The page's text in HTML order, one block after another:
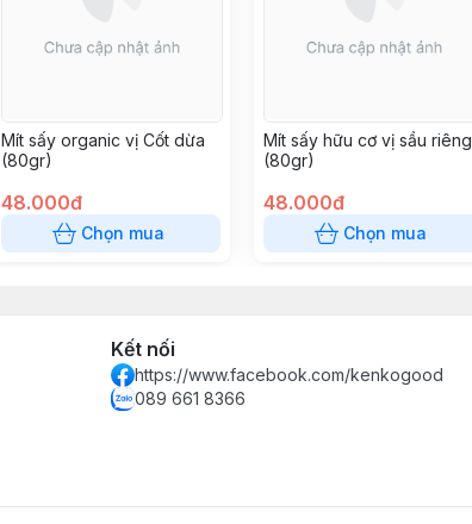
Mít sấy organic vị Cốt dừa
(80gr)
48.000đ
Chọn mua
Mít sấy hữu cơ vị sầu riêng
(80gr)
48.000đ
Chọn mua
Kết nối
https://www.facebook.com/kenkogood
089 661 8366